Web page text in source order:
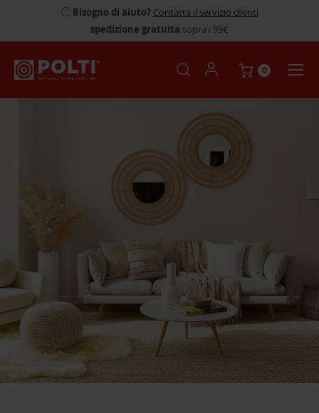
Bisogno di aiuto? Contatta il servizio clienti
spedizione gratuita sopra i 99€
0